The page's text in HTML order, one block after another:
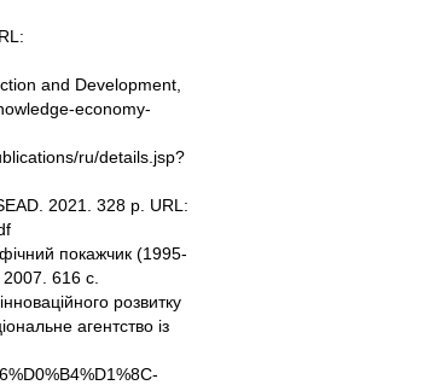
and Development,
economy-
ru/details.jsp?
2021. 328 p. URL:
покажчик (1995-
616 с.
розвитку
агентство із